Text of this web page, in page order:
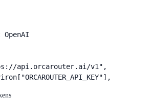
api.orcarouter.ai/v1",